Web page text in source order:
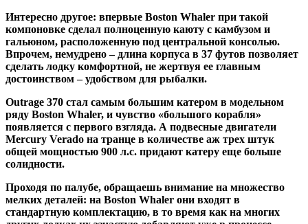
Интересно другое: впервые Boston Whaler при такой
компоновке сделал полноценную каюту с камбузом и
гальюном, расположенную под центральной консолью.
Впрочем, немудрено – длина корпуса в 37 футов позволяет
сделать лодку комфортной, не жертвуя ее главным
достоинством – удобством для рыбалки.
Outrage 370 стал самым большим катером в модельном
ряду Boston Whaler, и чувство «большого корабля»
появляется с первого взгляда. А подвесные двигатели
Mercury Verado на транце в количестве аж трех штук
общей мощностью 900 л.с. придают катеру еще больше
солидности.
Проходя по палубе, обращаешь внимание на множество
мелких деталей: на Boston Whaler они входят в
стандартную комплектацию, в то время как на многих